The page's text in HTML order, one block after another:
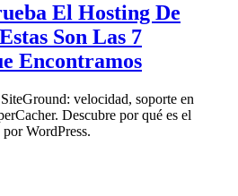
El Hosting De
Son Las 7
Encontramos
velocidad, soporte en
Descubre por qué es el
WordPress.